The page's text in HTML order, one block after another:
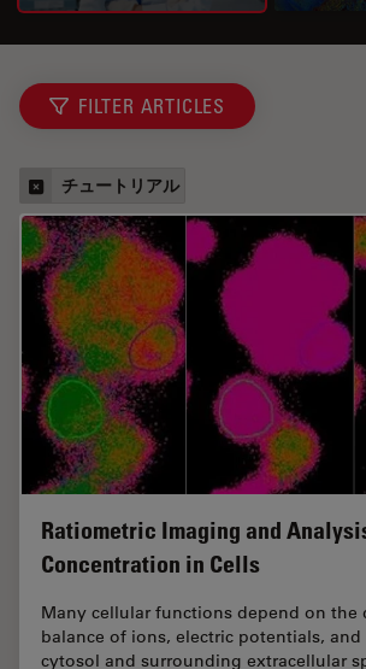
FILTER ARTICLES
チュートリアル
Ratiometric Imaging and
Concentration in Cells
Many cellular functions depend on the
balance of ions, electric potentials,
cytosol and surrounding extracellular